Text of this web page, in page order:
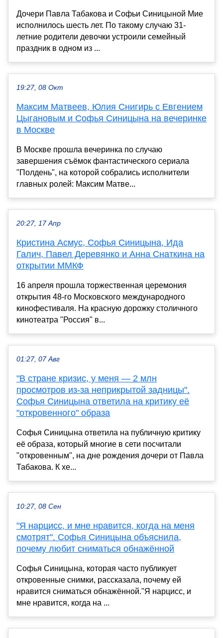
Дочери Павла Табакова и Софьи Синицыной Мие
исполнилось шесть лет. По такому случаю 31-
летние родители девочки устроили семейный
праздник в одном из ...
19:27, 08 Окт
Максим Матвеев, Юлия Снигирь с Евгением
Цыгановым и Софья Синицына на вечеринке
в Москве
В Москве прошла вечеринка по случаю
завершения съёмок фантастического сериала
"Полдень", на которой собрались исполнители
главных ролей: Максим Матве...
20:27, 17 Апр
Кристина Асмус, Софья Синицына, Ида
Галич, Павел Деревянко и Анна Снаткина на
открытии ММКФ
16 апреля прошла торжественная церемония
открытия 48-го Московского международного
кинофестиваля. На красную дорожку столичного
кинотеатра "Россия" в...
01:27, 07 Авг
"В стране кризис, у меня — 2 млн
просмотров из-за неприкрытой задницы".
Софья Синицына ответила на критику её
"откровенного" образа
Софья Синицына ответила на публичную критику
её образа, который многие в сети посчитали
"откровенным", на дне рождения дочери от Павла
Табакова. К хе...
10:27, 08 Сен
"Я нарцисс, и мне нравится, когда на меня
смотрят". Софья Синицына объяснила,
почему любит сниматься обнажённой
Софья Синицына, которая часто публикует
откровенные снимки, рассказала, почему ей
нравится сниматься обнажённой."Я нарцисс, и
мне нравится, когда на ...